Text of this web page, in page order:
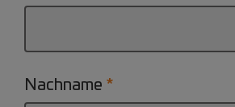
Nachname